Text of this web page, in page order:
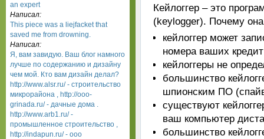
Кейлоггер – это
(keylogger). Почему
кейлоггер может
номера ваших
кейлоггеры не
большинство
шпионским ПО
существуют
ваш компьютер
большинство
an expert
Написал:
This piece was a liejfacket that
saved me from drowning.
Написал:
Я, вам завидую. Ваш блог намного
лучше по содержанию и дизайну
чем мой. Кто вам дизайн делал?
http://www.alsr.ru/ - строительство
микрорайона , http://ooo-
grinada.ru/ - дачные дома .
http://www.arb1.ru/ -
промышленное строительство ,
http://indapun.ru/ - ооо